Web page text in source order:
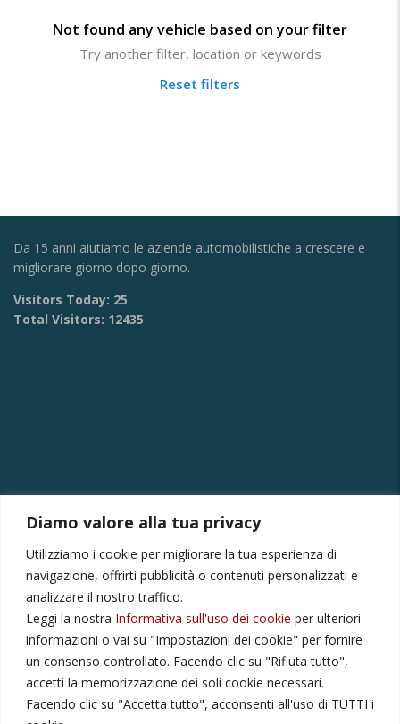
Diamo valore alla tua privacy
Utilizziamo i cookie per migliorare la tua esperienza di
navigazione, offrirti pubblicità o contenuti personalizzati e
analizzare il nostro traffico.
Leggi la nostra Informativa sull'uso dei cookie per ulteriori
informazioni o vai su "Impostazioni dei cookie" per fornire
un consenso controllato. Facendo clic su "Rifiuta tutto",
accetti la memorizzazione dei soli cookie necessari.
Facendo clic su "Accetta tutto", acconsenti all'uso di TUTTI i
Not found any vehicle based on your filter
Try another filter, location or keywords
Reset filters
Da 15 anni aiutiamo le aziende automobilistiche a crescere e
migliorare giorno dopo giorno.
Visitors Today: 25
Total Visitors: 12435
Via Provinciale Montagna Spaccata 228/H Napoli
Raffaele +39 3282694809
r.colamussi@gmail.com
Dal lunedì al venerdì 9:00 13:30 16:00 19:00
Il sabato 9:00 13:30